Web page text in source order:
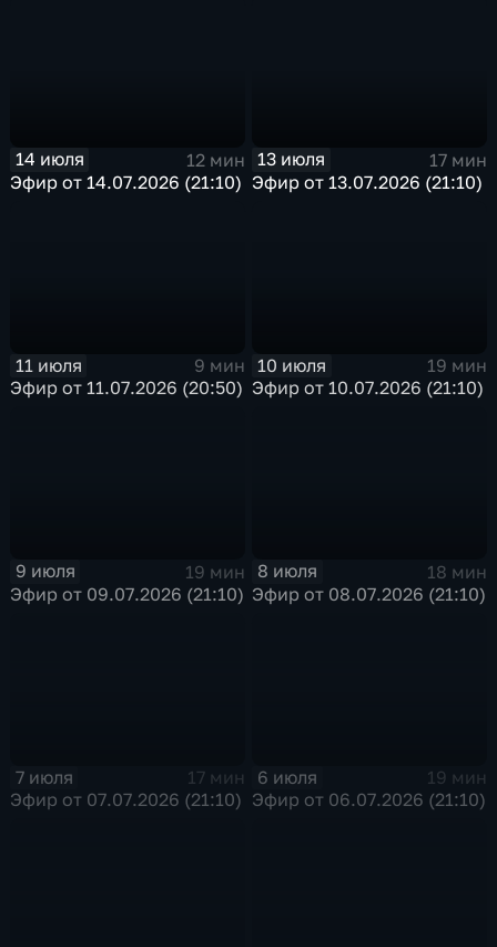
14 июля
12 мин
Эфир от 14.07.2026 (21:10)
13 июля
17 мин
Эфир от 13.07.2026 (21:10)
11 июля
9 мин
Эфир от 11.07.2026 (20:50)
10 июля
19 мин
Эфир от 10.07.2026 (21:10)
9 июля
19 мин
Эфир от 09.07.2026 (21:10)
8 июля
18 мин
Эфир от 08.07.2026 (21:10)
7 июля
17 мин
Эфир от 07.07.2026 (21:10)
6 июля
19 мин
Эфир от 06.07.2026 (21:10)